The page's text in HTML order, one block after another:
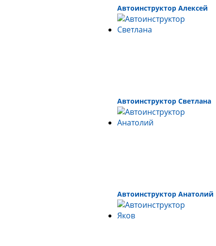
Автоинструктор Алексей
Автоинструктор Светлана
Автоинструктор Анатолий